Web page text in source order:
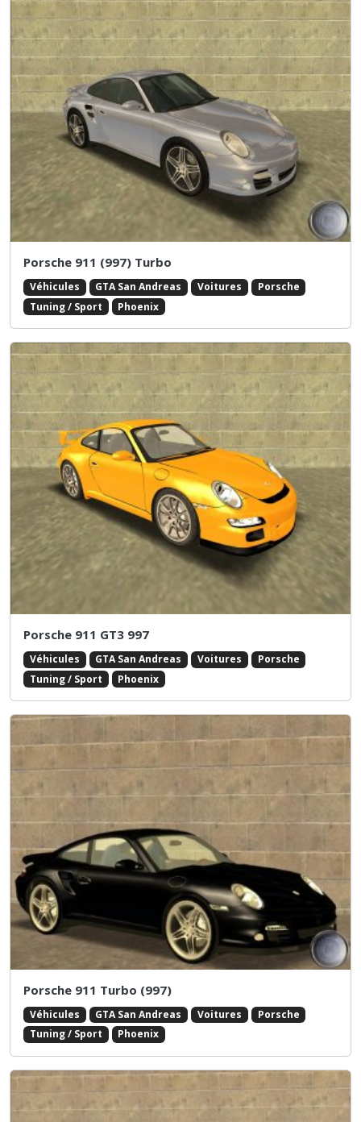
Porsche 911 (997) Turbo
Véhicules GTA San Andreas Voitures
Porsche
Tuning / Sport
Phoenix
Porsche 911 GT3 997
Véhicules GTA San Andreas Voitures
Porsche
Tuning / Sport
Phoenix
Porsche 911 Turbo (997)
Véhicules GTA San Andreas Voitures
Porsche
Tuning / Sport
Phoenix